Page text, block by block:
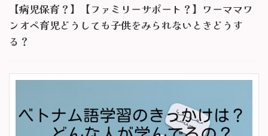
【病児保育？】【ファミリーサポート？】ワーママワ
ンオペ育児どうしても子供をみられないときどうす
る？